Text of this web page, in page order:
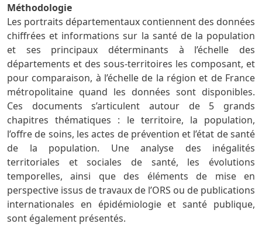
Méthodologie
Les portraits départementaux contiennent des données
chiffrées et informations sur la santé de la population
et ses principaux déterminants à l’échelle des
départements et des sous-territoires les composant, et
pour comparaison, à l’échelle de la région et de France
métropolitaine quand les données sont disponibles.
Ces documents s’articulent autour de 5 grands
chapitres thématiques : le territoire, la population,
l’offre de soins, les actes de prévention et l’état de santé
de la population. Une analyse des inégalités
territoriales et sociales de santé, les évolutions
temporelles, ainsi que des éléments de mise en
perspective issus de travaux de l’ORS ou de publications
internationales en épidémiologie et santé publique,
sont également présentés.